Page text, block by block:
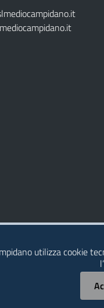
utilizza cookie